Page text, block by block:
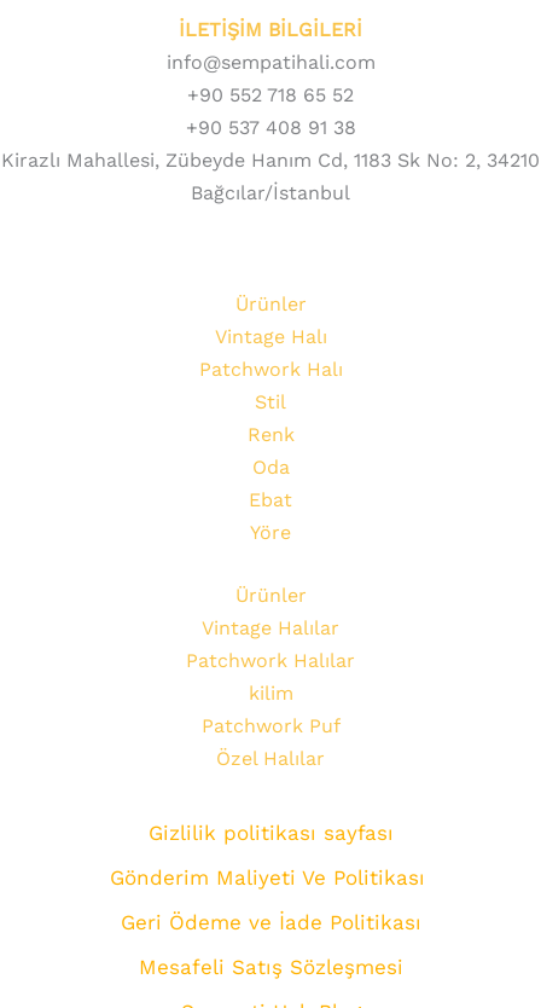
İLETİŞİM BİLGİLERİ
info@sempatihali.com
+90 552 718 65 52
+90 537 408 91 38
Kirazlı Mahallesi, Zübeyde Hanım Cd, 1183 Sk No: 2, 34210
Bağcılar/İstanbul
Ürünler
Vintage Halı
Patchwork Halı
Stil
Renk
Oda
Ebat
Yöre
Ürünler
Vintage Halılar
Patchwork Halılar
kilim
Patchwork Puf
Özel Halılar
Gizlilik politikası sayfası
Gönderim Maliyeti Ve Politikası
Geri Ödeme ve İade Politikası
Mesafeli Satış Sözleşmesi